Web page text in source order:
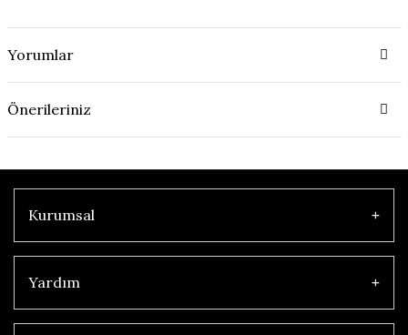
Yorumlar
Önerileriniz
Kurumsal
Yardım